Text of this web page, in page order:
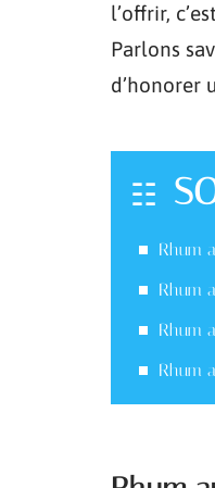
l’offrir,
Parlons
d’honorer
Rhum
Rhum
Rhum
Rhum